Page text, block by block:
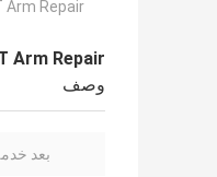
Arm Repair
Arm Repair
وصف
بعد